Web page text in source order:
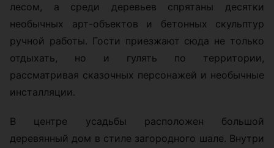
лесом, а среди деревьев спрятаны десятки
необычных арт-объектов и бетонных скульптур
ручной работы. Гости приезжают сюда не только
отдыхать, но и гулять по территории,
рассматривая сказочных персонажей и необычные
инсталляции.
В центре усадьбы расположен большой
деревянный дом в стиле загородного шале. Внутри